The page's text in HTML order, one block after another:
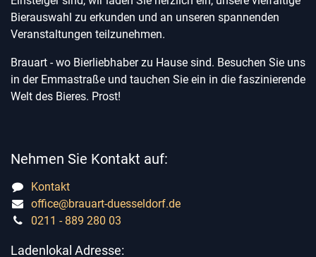
Bierauswahl zu erkunden und an unseren spannenden
Veranstaltungen teilzunehmen.
Brauart - wo Bierliebhaber zu Hause sind. Besuchen Sie uns
in der Emmastraße und tauchen Sie ein in die faszinierende
Welt des Bieres. Prost!
Nehmen Sie Kontakt auf:
Kontakt
office@brauart-duesseldorf.de
0211 - 889 280 03
Ladenlokal Adresse: